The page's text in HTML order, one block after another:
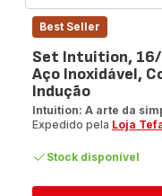
Best Seller
Set Intuition,
Aço Inoxidável,
Indução
Intuition: A arte da
Expedido pela Loja
Stock disponível